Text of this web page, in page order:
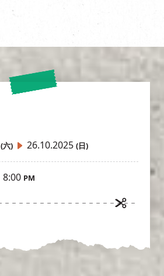
(六) 26.10.2025 (日)
8:00 PM